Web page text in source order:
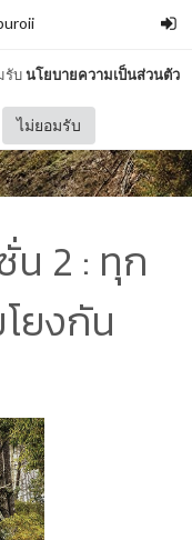
รับนโยบายความเป็นส่วนตัว
ไม่ยอมรับ
น 2 : ทุก
ยงกัน